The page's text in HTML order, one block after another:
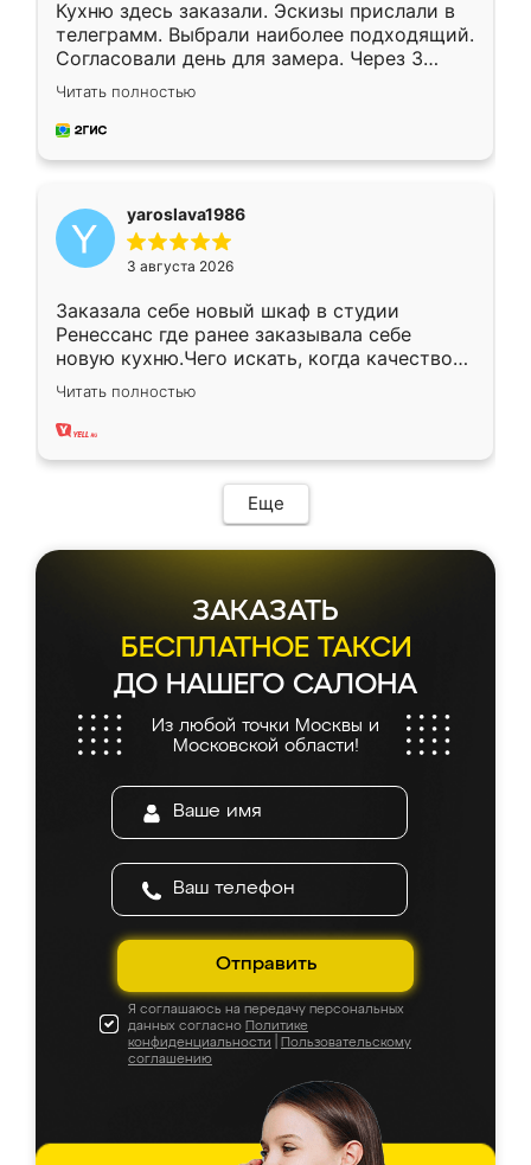
Кухню здесь заказали. Эскизы прислали в
телеграмм. Выбрали наиболее подходящий.
Согласовали день для замера. Через 3
недели кухня была уже готова. Остались
довольны работой. Спасибо Ренессанс
мебель за качественную работу!
Читать полностью
yaroslava1986
3 августа 2026
Заказала себе новый шкаф в студии
Ренессанс где ранее заказывала себе
новую кухню.Чего искать, когда качеством
вполне довольна. Служит кухня уже почти
два года, нареканий нет.
Читать полностью
Еще
ЗАКАЗАТЬ
БЕСПЛАТНОЕ ТАКСИ
ДО НАШЕГО САЛОНА
Из любой точки Москвы и
Московской области!
Отправить
Я соглашаюсь на передачу персональных
данных согласно Политике
конфиденциальности
Пользовательскому
соглашению